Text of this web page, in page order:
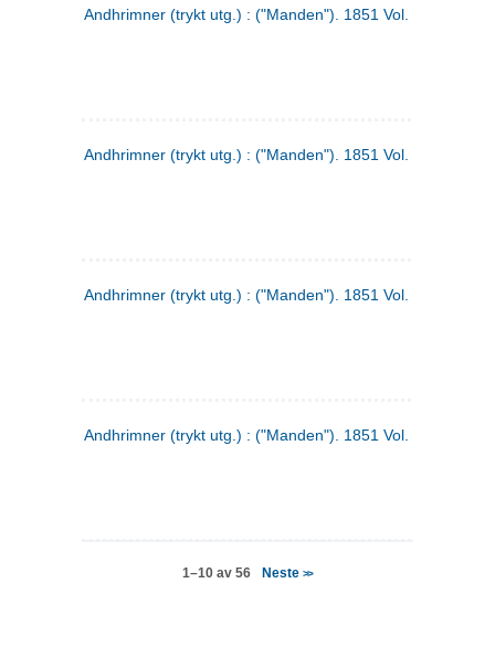
Andhrimner (trykt utg.) : ("Manden"). 1851 Vol. 1 Nr. 3
Andhrimner (trykt utg.) : ("Manden"). 1851 Vol. 2 Nr. 4
Andhrimner (trykt utg.) : ("Manden"). 1851 Vol. 2 Nr. 6
Andhrimner (trykt utg.) : ("Manden"). 1851 Vol. 1 Nr. 6
1–10 av 56 Neste>>